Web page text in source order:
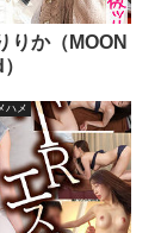
りか（MOON
ハメ